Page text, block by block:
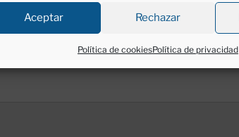
Aceptar Rechazar
Política de cookiesPolítica de privacidad